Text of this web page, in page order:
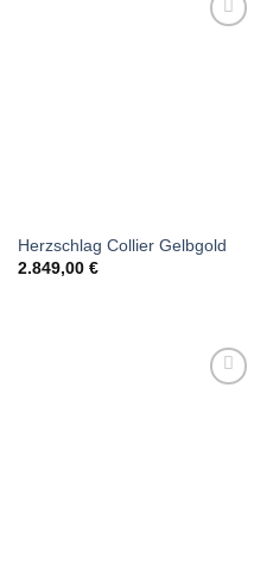
Herzschlag Collier Gelbgold
2.849,00 €